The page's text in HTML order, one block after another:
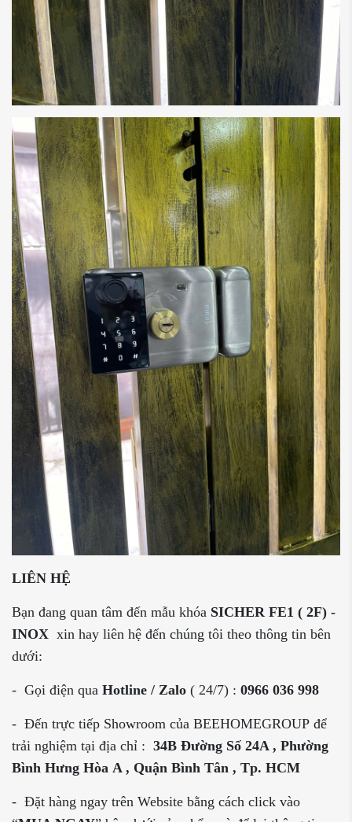
LIÊN HỆ
Bạn đang quan tâm đến mẫu khóa SICHER FE1 ( 2F) -
INOX xin hay liên hệ đến chúng tôi theo thông tin bên
dưới:
- Gọi điện qua Hotline / Zalo ( 24/7) : 0966 036 998
- Đến trực tiếp Showroom của BEEHOMEGROUP để
trải nghiệm tại địa chỉ : 34B Đường Số 24A , Phường
Bình Hưng Hòa A , Quận Bình Tân , Tp. HCM
- Đặt hàng ngay trên Website bằng cách click vào